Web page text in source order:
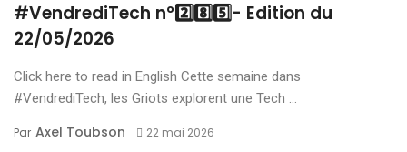
#VendrediTech n°2️⃣8️⃣5️⃣- Edition du
22/05/2026
Click here to read in English Cette semaine dans
#VendrediTech, les Griots explorent une Tech ...
Par Axel Toubson 22 mai 2026